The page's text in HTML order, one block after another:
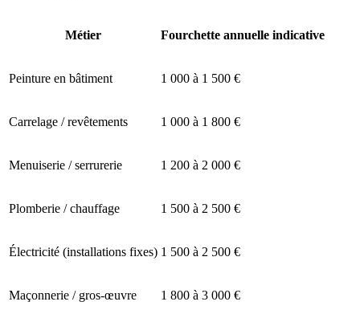
Métier Fourchette annuelle indicative
Peinture en bâtiment 1 000 à 1 500 €
Carrelage / revêtements 1 000 à 1 800 €
Menuiserie / serrurerie 1 200 à 2 000 €
Plomberie / chauffage 1 500 à 2 500 €
Électricité (installations fixes) 1 500 à 2 500 €
Maçonnerie / gros-œuvre 1 800 à 3 000 €